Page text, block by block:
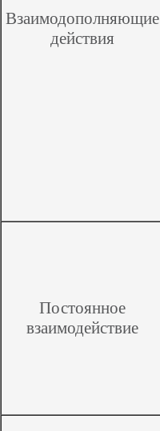
Взаимодополняющие
действия
Постоянное
взаимодействие